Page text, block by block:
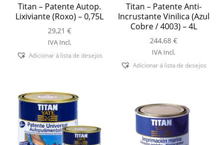
Titan – Patente Autop.
Lixiviante (Roxo) – 0,75L
29,21 €
IVA Incl.
Adicionar á lista de desejos
Titan – Patente Anti-
Incrustante Vinilica (Azul
Cobre / 4003) – 4L
244,68€
IVA Incl.
Adicionar á lista de desejos